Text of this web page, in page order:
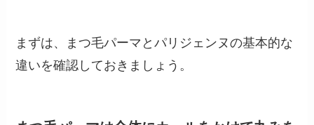
まずは、まつ毛パーマとパリジェンヌの基本的な
違いを確認しておきましょう。